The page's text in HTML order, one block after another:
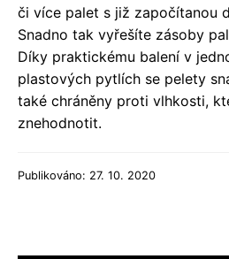
či více palet s již započítanou
Snadno tak vyřešíte zásoby
Díky praktickému balení v
plastových pytlích se pelety
také chráněny proti vlhkosti,
znehodnotit.
Publikováno: 27. 10. 2020